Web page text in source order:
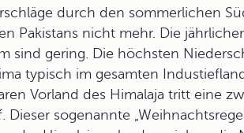
durch den sommerlichen
Pakistans nicht mehr. Die
sind gering. Die höchsten
typisch im gesamten
Vorland des Himalaja tritt eine
Dieser sogenannte